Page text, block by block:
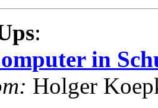
:
in
Holger